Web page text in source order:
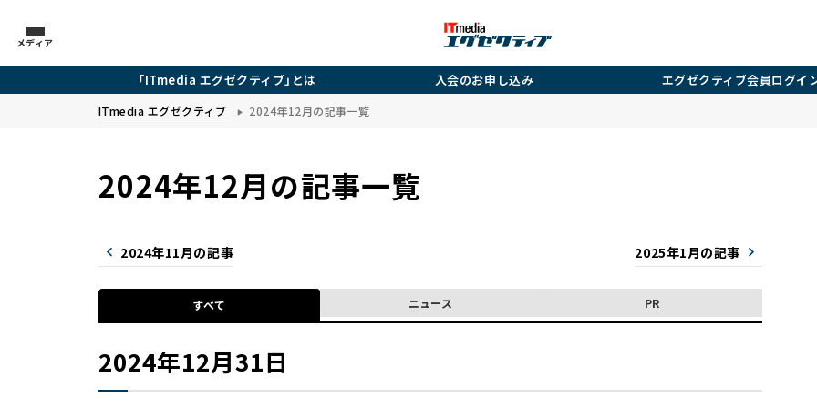
メディア
「ITmedia エグゼクティブ」とは 入会のお申し込み エグゼクティブ会員ログイ
ITmedia エグゼクティブ 2024年12月の記事一覧
2024年12月の記事一覧
2024年11月の記事 2025年1月の記事
すべて ニュース PR
2024年12月31日